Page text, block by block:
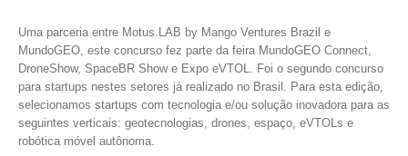
Uma parceria entre Motus.LAB by Mango Ventures Brazil e
MundoGEO, este concurso fez parte da feira MundoGEO Connect,
DroneShow, SpaceBR Show e Expo eVTOL. Foi o segundo concurso
para startups nestes setores já realizado no Brasil. Para esta edição,
selecionamos startups com tecnologia e/ou solução inovadora para as
seguintes verticais: geotecnologias, drones, espaço, eVTOLs e
robótica móvel autônoma.